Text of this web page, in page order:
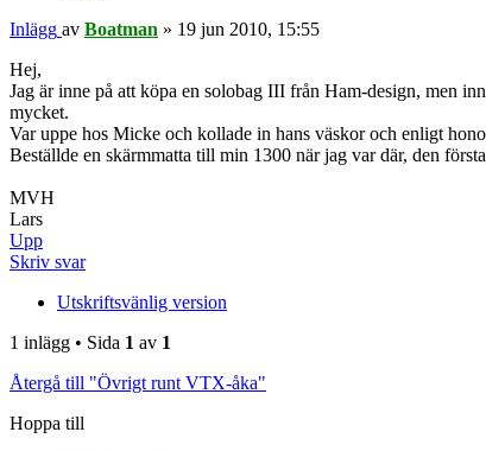
Inlägg av Boatman » 19 jun 2010, 15:55
Hej,
Jag är inne på att köpa en solobag III från Ham-design, men
mycket.
Var uppe hos Micke och kollade in hans väskor och enligt
Beställde en skärmmatta till min 1300 när jag var där, den
MVH
Lars
Upp
Skriv svar
Utskriftsvänlig version
1 inlägg • Sida 1 av 1
Återgå till "Övrigt runt VTX-åka"
Hoppa till